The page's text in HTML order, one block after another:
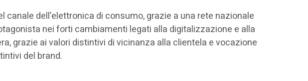
dell’elettronica di consumo, grazie a una rete nazionale
nei forti cambiamenti legati alla digitalizzazione e alla
grazie ai valori distintivi di vicinanza alla clientela e vocazione
del brand.